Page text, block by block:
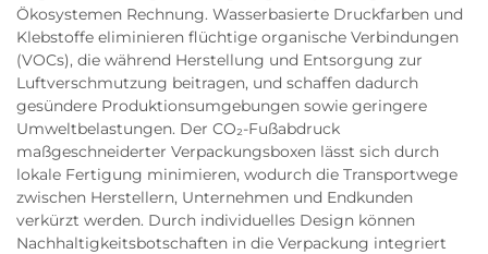
Ökosystemen Rechnung. Wasserbasierte Druckfarben und
Klebstoffe eliminieren flüchtige organische Verbindungen
(VOCs), die während Herstellung und Entsorgung zur
Luftverschmutzung beitragen, und schaffen dadurch
gesündere Produktionsumgebungen sowie geringere
Umweltbelastungen. Der CO₂-Fußabdruck
maßgeschneiderter Verpackungsboxen lässt sich durch
lokale Fertigung minimieren, wodurch die Transportwege
zwischen Herstellern, Unternehmen und Endkunden
verkürzt werden. Durch individuelles Design können
Nachhaltigkeitsbotschaften in die Verpackung integriert